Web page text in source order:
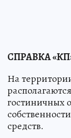
СПРАВКА
На
гостиничных
средств.